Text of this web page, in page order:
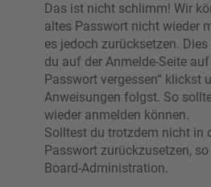
Das ist nicht schlimm! Wir
altes Passwort nicht wieder
es jedoch zurücksetzen.
du auf der Anmelde-Seite
Passwort vergessen“ klickst
Anweisungen folgst. So
wieder anmelden können.
Solltest du trotzdem nicht in
Passwort zurückzusetzen,
Board-Administration.